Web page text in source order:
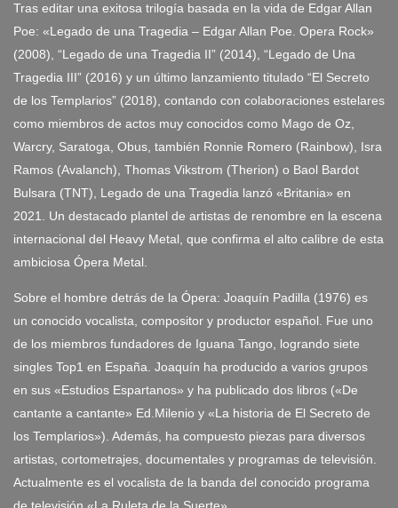
Tras editar una exitosa trilogía basada en la vida de Edgar Allan
Poe: «Legado de una Tragedia – Edgar Allan Poe. Opera Rock»
(2008), “Legado de una Tragedia II” (2014), “Legado de Una
Tragedia III” (2016) y un último lanzamiento titulado “El Secreto
de los Templarios” (2018), contando con colaboraciones estelares
como miembros de actos muy conocidos como Mago de Oz,
Warcry, Saratoga, Obus, también Ronnie Romero (Rainbow), Isra
Ramos (Avalanch), Thomas Vikstrom (Therion) o Baol Bardot
Bulsara (TNT), Legado de una Tragedia lanzó «Britania» en
2021. Un destacado plantel de artistas de renombre en la escena
internacional del Heavy Metal, que confirma el alto calibre de esta
ambiciosa Ópera Metal.
Sobre el hombre detrás de la Ópera: Joaquín Padilla (1976) es
un conocido vocalista, compositor y productor español. Fue uno
de los miembros fundadores de Iguana Tango, logrando siete
singles Top1 en España. Joaquín ha producido a varios grupos
en sus «Estudios Espartanos» y ha publicado dos libros («De
cantante a cantante» Ed.Milenio y «La historia de El Secreto de
los Templarios»). Además, ha compuesto piezas para diversos
artistas, cortometrajes, documentales y programas de televisión.
Actualmente es el vocalista de la banda del conocido programa